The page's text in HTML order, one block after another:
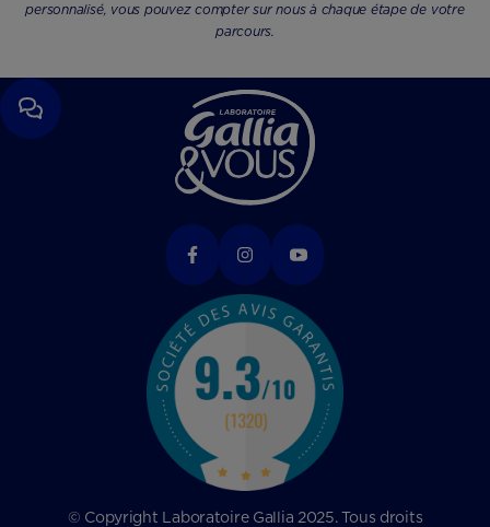
personnalisé, vous pouvez compter sur nous à chaque étape de votre
parcours.
© Copyright Laboratoire Gallia 2025. Tous droits